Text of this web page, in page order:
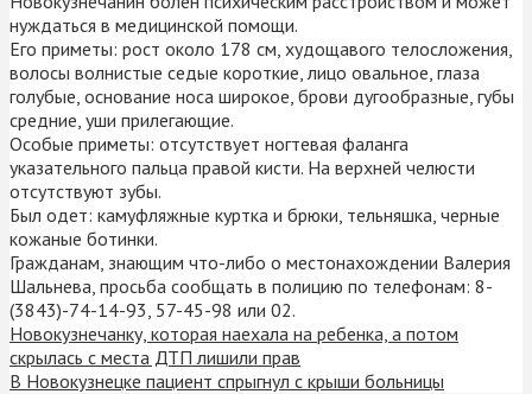
нуждаться в медицинской помощи.
Его приметы: рост около 178 см, худощавого телосложения,
волосы волнистые седые короткие, лицо овальное, глаза
голубые, основание носа широкое, брови дугообразные, губы
средние, уши прилегающие.
Особые приметы: отсутствует ногтевая фаланга
указательного пальца правой кисти. На верхней челюсти
отсутствуют зубы.
Был одет: камуфляжные куртка и брюки, тельняшка, черные
кожаные ботинки.
Гражданам, знающим что-либо о местонахождении Валерия
Шальнева, просьба сообщать в полицию по телефонам: 8-
(3843)-74-14-93, 57-45-98 или 02.
Новокузнечанку, которая наехала на ребенка, а потом
скрылась с места ДТП лишили прав
В Новокузнецке пациент спрыгнул с крыши больницы